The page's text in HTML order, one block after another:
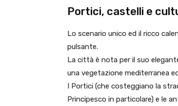
Portici, castelli e
Lo scenario unico ed il ricco
pulsante.
La città è nota per il suo
una vegetazione mediterranea
I Portici (che costeggiano la
Principesco in particolare) e le